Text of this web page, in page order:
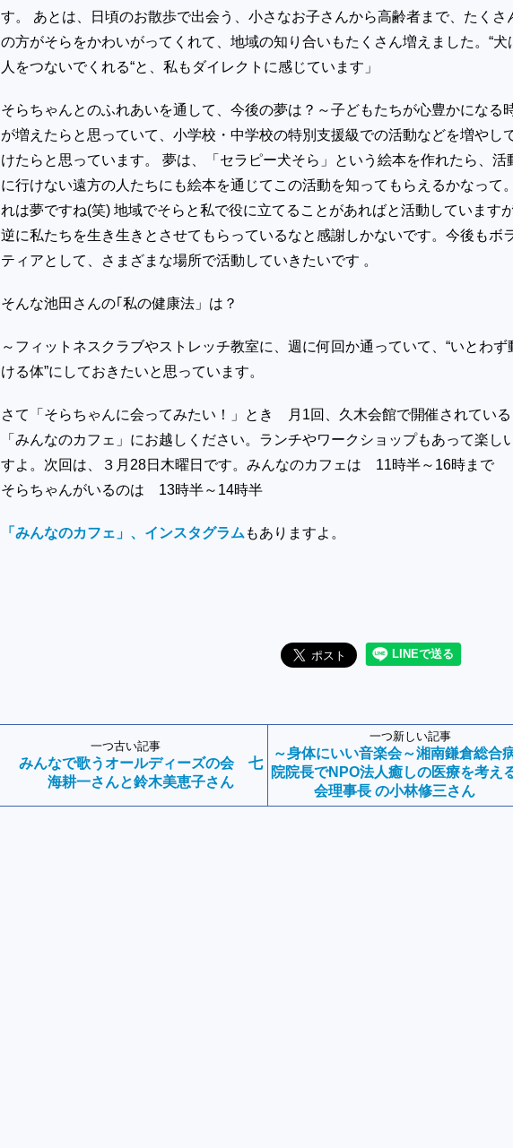
す。 あとは、日頃のお散歩で出会う、小さなお子さんから高齢者まで、たくさ
の方がそらをかわいがってくれて、地域の知り合いもたくさん増えました。“犬
人をつないでくれる“と、私もダイレクトに感じています」
そらちゃんとのふれあいを通して、今後の夢は？～子どもたちが心豊かになる
が増えたらと思っていて、小学校・中学校の特別支援級での活動などを増やし
けたらと思っています。 夢は、「セラピー犬そら」という絵本を作れたら、活
に行けない遠方の人たちにも絵本を通じてこの活動を知ってもらえるかなって
れは夢ですね(笑) 地域でそらと私で役に立てることがあればと活動しています
逆に私たちを生き生きとさせてもらっているなと感謝しかないです。今後もボ
ティアとして、さまざまな場所で活動していきたいです 。
そんな池田さんの｢私の健康法」は？
～フィットネスクラブやストレッチ教室に、週に何回か通っていて、“いとわず
ける体”にしておきたいと思っています。
さて「そらちゃんに会ってみたい！」とき 月1回、久木会館で開催されている
「みんなのカフェ」にお越しください。ランチやワークショップもあって楽し
すよ。次回は、３月28日木曜日です。みんなのカフェは 11時半～16時ま
そらちゃんがいるのは 13時半～14時半
「みんなのカフェ」、インスタグラム もありますよ。
一つ古い記事
みんなで歌うオールディーズの会 七
海耕一さんと鈴木美恵子さん
一つ新しい記事
～身体にいい音楽会～湘南鎌倉総合
院院長でNPO法人癒しの医療を考え
会理事長 の小林修三さん